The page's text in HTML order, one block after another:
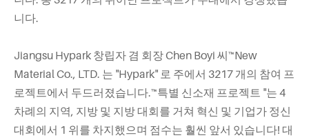
니다.
Jiangsu Hypark 창립자 겸 회장 Chen Boyi 씨™New
Material Co., LTD. 는 "Hypark" 로 주에서 3217 개의 참여 프
로젝트에서 두드러졌습니다.™특별 신소재 프로젝트 "는 4
차례의 지역, 지방 및 지방 대회를 거쳐 혁신 및 기업가 정신
대회에서 1 위를 차지했으며 점수는 훨씬 앞서 있습니다! 대